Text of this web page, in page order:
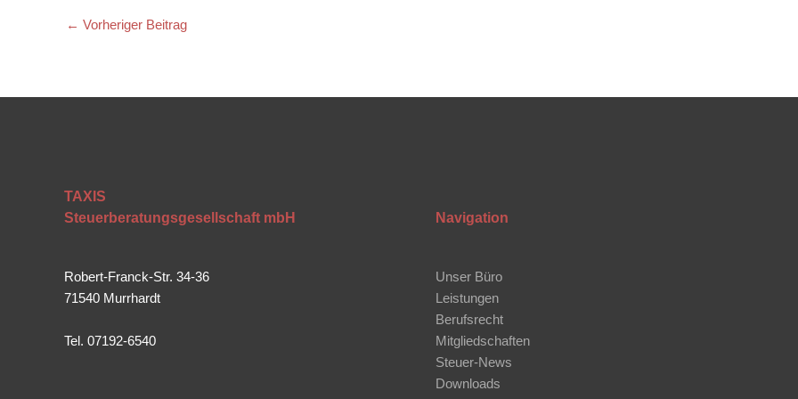
← Vorheriger Beitrag
TAXIS
Steuerberatungsgesellschaft mbH
Robert-Franck-Str. 34-36
71540 Murrhardt
Tel. 07192-6540
Navigation
Unser Büro
Leistungen
Berufsrecht
Mitgliedschaften
Steuer-News
Downloads